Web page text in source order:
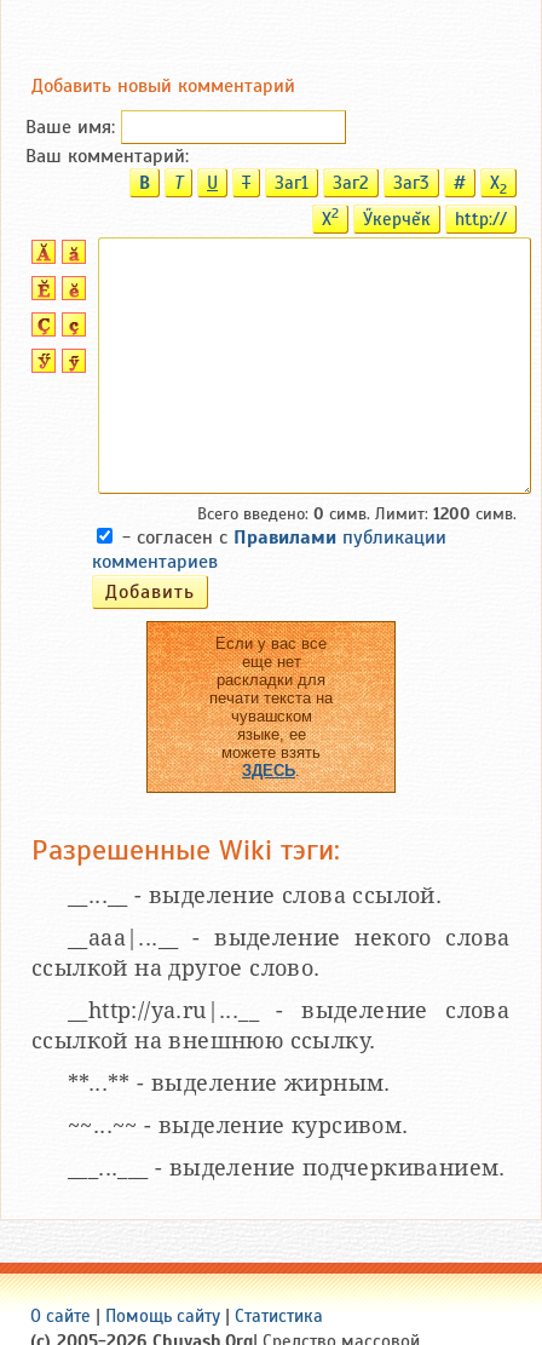
Добавить новый комментарий
Ваше имя:
Ваш комментарий:
B T U T Заг1 Заг2 Заг3 # X2
X2 Ӳкерчĕк http://
Всего введено: 0 симв. Лимит: 1200 симв.
- согласен с Правилами публикации
комментариев
Если у вас все
еще нет
раскладки для
печати текста на
чувашском
языке, ее
можете взять
ЗДЕСЬ.
Разрешенные Wiki тэги:
__...__ - выделение слова ссылой.
__aaa|...__ - выделение некого слова
ссылкой на другое слово.
__http://ya.ru|...__ - выделение слова
ссылкой на внешнюю ссылку.
**...** - выделение жирным.
~~...~~ - выделение курсивом.
___...___ - выделение подчеркиванием.
О сайте | Помощь сайту | Статистика